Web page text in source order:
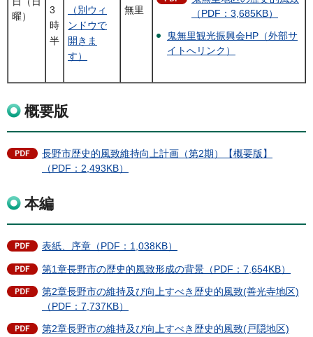
曜）
3
時
半
（別ウィ
ンドウで
開きま
す）
無里
（PDF：3,685KB）
鬼無里観光振興会HP（外部サ
イトへリンク）
概要版
長野市歴史的風致維持向上計画（第2期）【概要版】
（PDF：2,493KB）
本編
表紙、序章（PDF：1,038KB）
第1章長野市の歴史的風致形成の背景（PDF：7,654KB）
第2章長野市の維持及び向上すべき歴史的風致(善光寺地区)
（PDF：7,737KB）
第2章長野市の維持及び向上すべき歴史的風致(戸隠地区)